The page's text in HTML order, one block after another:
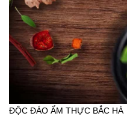
ĐỘC ĐÁO ẨM THỰC BẮC HÀ